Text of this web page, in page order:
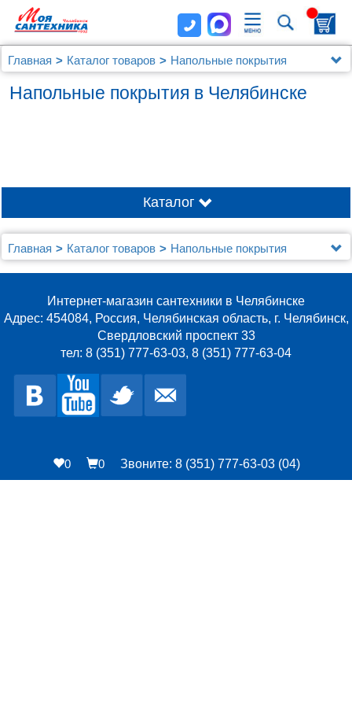
Главная Каталог товаров Напольные покрытия
Напольные покрытия в Челябинске
Каталог
Главная Каталог товаров Напольные покрытия
Интернет-магазин сантехники в Челябинске
Адрес: 454084, Россия, Челябинская область, г. Челябинск,
Свердловский проспект 33
тел: 8 (351) 777-63-03, 8 (351) 777-63-04
0 0 Звоните: 8 (351) 777-63-03 (04)